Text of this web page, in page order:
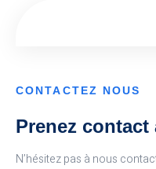
CONTACTEZ NOUS
Prenez contact
N’hésitez pas à nous